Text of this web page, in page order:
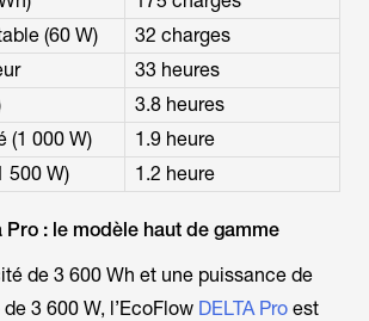
(60 W)
32 charges
33 heures
3.8 heures
(1 000 W)
1.9 heure
500 W)
1.2 heure
Pro : le modèle haut de gamme
de 3 600 Wh et une puissance de
3 600 W, l’EcoFlow DELTA Pro est